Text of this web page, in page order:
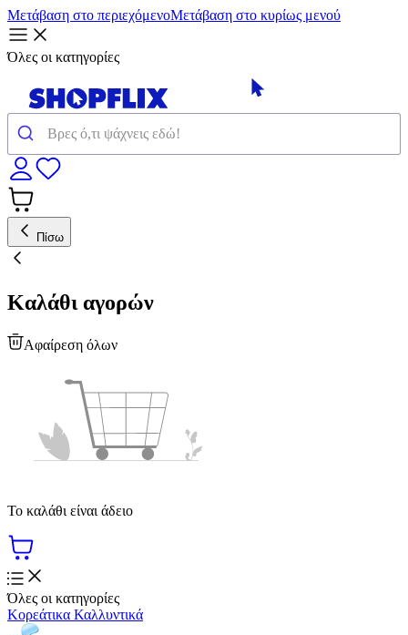
Μετάβαση στο περιεχόμενοΜετάβαση στο κυρίως μενού
Όλες οι κατηγορίες
Πίσω
Καλάθι αγορών
Αφαίρεση όλων
Το καλάθι είναι άδειο
Όλες οι κατηγορίες
Κορεάτικα Καλλυντικά